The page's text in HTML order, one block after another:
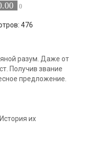
0
476
разум. Даже от
Получив звание
предложение.
их